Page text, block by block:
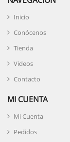
Inicio
Conócenos
Tienda
Videos
Contacto
MI CUENTA
Mi Cuenta
Pedidos